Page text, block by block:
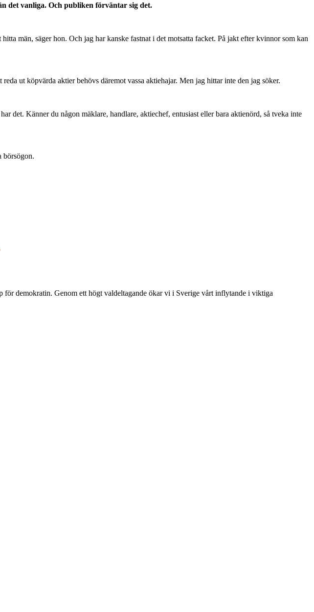
det vanliga. Och publiken förväntar sig det.
män, säger hon. Och jag har kanske fastnat i det motsatta facket. På jakt efter kvinnor som kan
ut köpvärda aktier behövs däremot vassa aktiehajar. Men jag hittar inte den jag söker.
det. Känner du någon mäklare, handlare, aktiechef, entusiast eller bara aktienörd, så tveka inte
börsögon.
för demokratin. Genom ett högt valdeltagande ökar vi i Sverige vårt inflytande i viktiga